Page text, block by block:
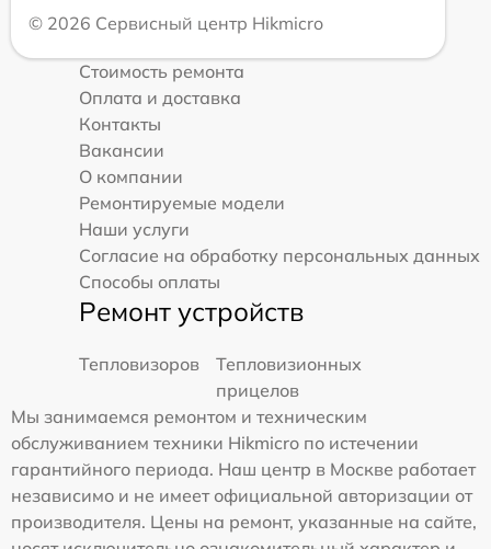
© 2026 Сервисный центр Hikmicro
Стоимость ремонта
Оплата и доставка
Контакты
Вакансии
О компании
Ремонтируемые модели
Наши услуги
Согласие на обработку персональных данных
Способы оплаты
Ремонт устройств
Тепловизоров
Тепловизионных
прицелов
Мы занимаемся ремонтом и техническим
обслуживанием техники Hikmicro по истечении
гарантийного периода. Наш центр в Москве работает
независимо и не имеет официальной авторизации от
производителя. Цены на ремонт, указанные на сайте,